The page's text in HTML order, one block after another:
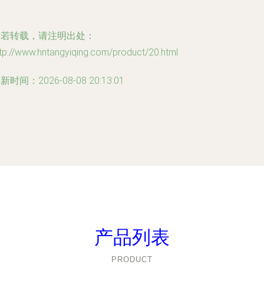
转载，请注明出处：
www.hntangyiqing.com/product/20.html
时间：2026-08-08 20:13:01
产品列表
PRODUCT